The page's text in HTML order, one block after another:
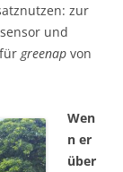
zur
und
greenap von
Wen
n er
über